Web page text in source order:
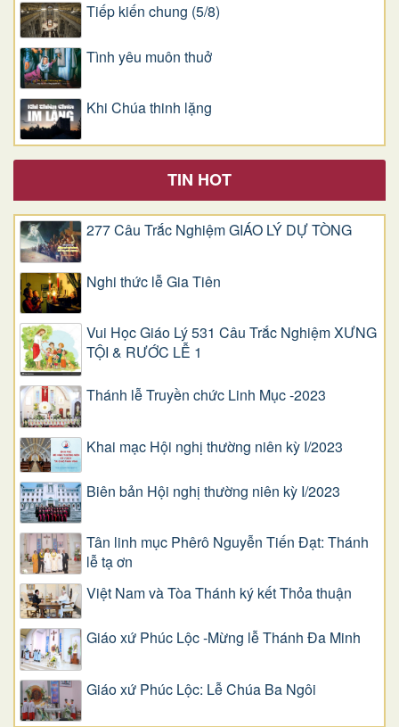
Tiếp kiến chung (5/8)
Tình yêu muôn thuở
Khi Chúa thinh lặng
TIN HOT
277 Câu Trắc Nghiệm GIÁO LÝ DỰ TÒNG
Nghi thức lễ Gia Tiên
Vui Học Giáo Lý 531 Câu Trắc Nghiệm XƯNG
TỘI & RƯỚC LỄ 1
Thánh lễ Truyền chức Linh Mục -2023
Khai mạc Hội nghị thường niên kỳ I/2023
Biên bản Hội nghị thường niên kỳ I/2023
Tân linh mục Phêrô Nguyễn Tiến Đạt: Thánh
lễ tạ ơn
Việt Nam và Tòa Thánh ký kết Thỏa thuận
Giáo xứ Phúc Lộc -Mừng lễ Thánh Đa Minh
Giáo xứ Phúc Lộc: Lễ Chúa Ba Ngôi